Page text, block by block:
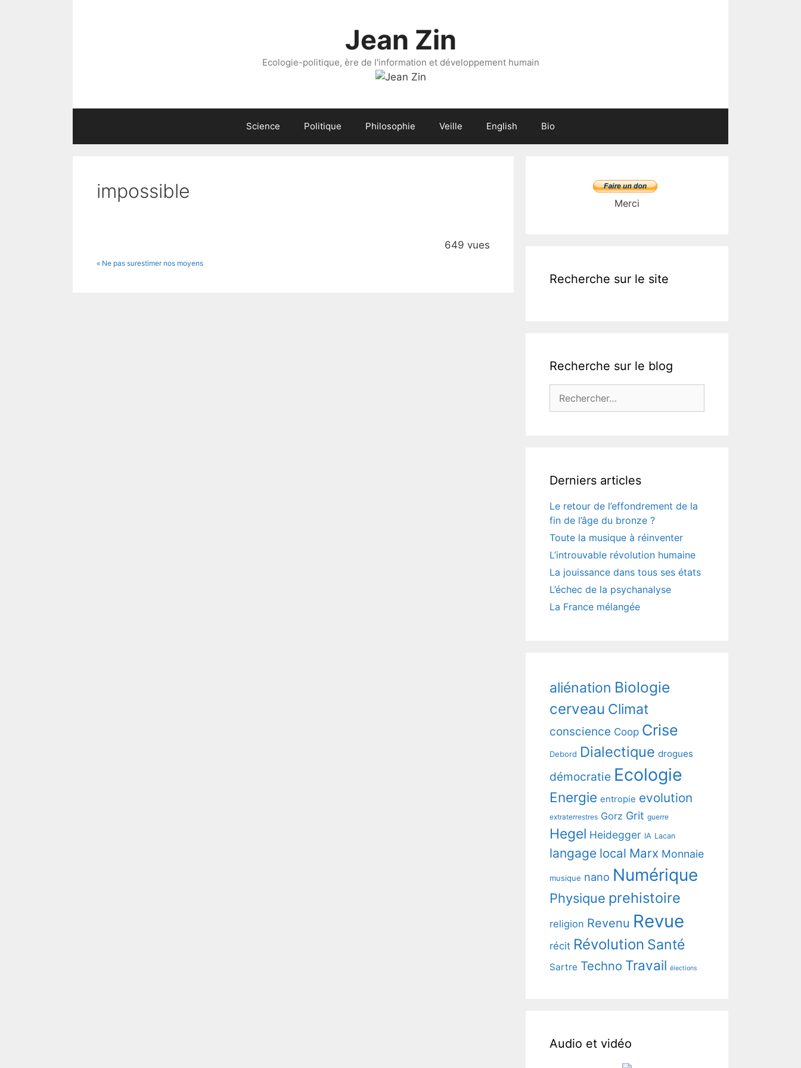
Jean Zin
Ecologie-politique, ère de l'information et développement humain
Science Politique Philosophie Veille English Bio
impossible
649 vues
« Ne pas surestimer nos moyens
Merci
Recherche sur le site
Recherche sur le blog
Derniers articles
Le retour de l’effondrement de la
fin de l’âge du bronze ?
Toute la musique à réinventer
L’introuvable révolution humaine
La jouissance dans tous ses états
L’échec de la psychanalyse
La France mélangée
aliénation Biologie
cerveau Climat
conscience Coop Crise
Debord Dialectique drogues
démocratie Ecologie
Energie entropie evolution
extraterrestres Gorz Grit guerre
Hegel Heidegger IA Lacan
langage local Marx Monnaie
musique nano Numérique
Physique prehistoire
religion Revenu Revue
récit Révolution Santé
Sartre Techno Travail élections
Audio et vidéo